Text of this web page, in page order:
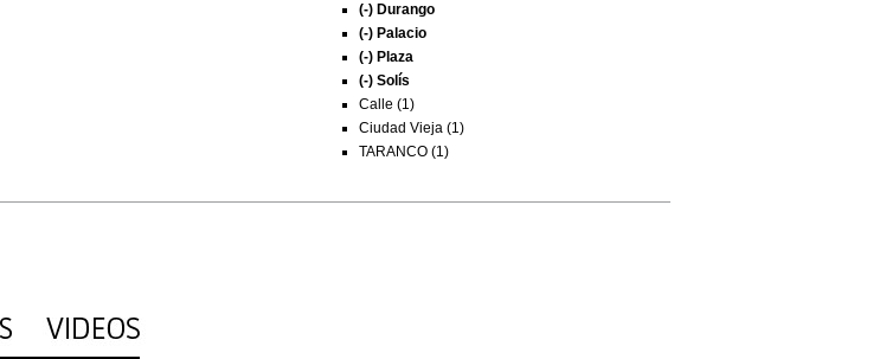
(-) Durango
(-) Palacio
(-) Plaza
(-) Solís
Calle (1)
Ciudad Vieja (1)
TARANCO (1)